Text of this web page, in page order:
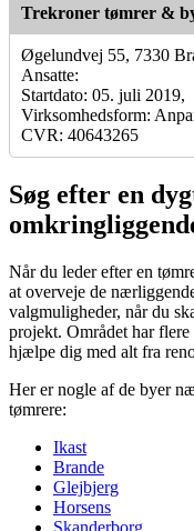
Trekroner tømrer &
Øgelundvej 55, 7330
Ansatte:
Startdato: 05. juli 2019,
Virksomhedsform:
CVR: 40643265
Søg efter en
Når du leder efter en
at overveje de
valgmuligheder, når du
projekt. Området har
hjælpe dig med alt fra
Her er nogle af de byer
tømrere:
Ikast
Brande
Glejbjerg
Horsens
Skanderborg